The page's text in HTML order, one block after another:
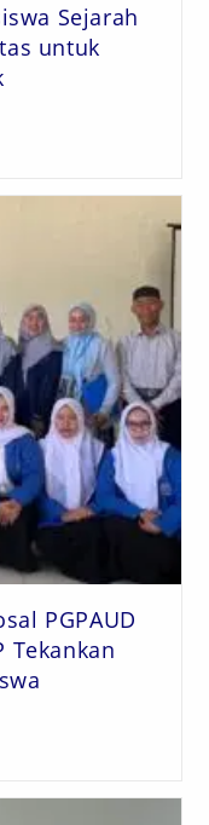
Sejarah
untuk
PGPAUD
Tekankan